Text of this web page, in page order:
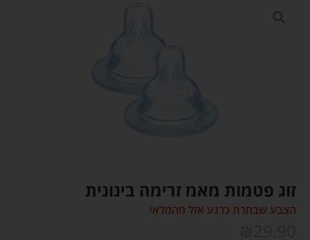
זוג פטמות מאמ זרימה בינונית
הצבע שבחרת כרגע אזל מהמלאי